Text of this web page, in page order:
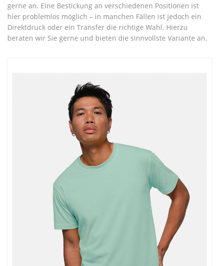
gerne an. Eine Bestickung an verschiedenen Positionen ist
hier problemlos möglich – in manchen Fällen ist jedoch ein
Direktdruck oder ein Transfer die richtige Wahl. Hierzu
beraten wir Sie gerne und bieten die sinnvollste Variante an.